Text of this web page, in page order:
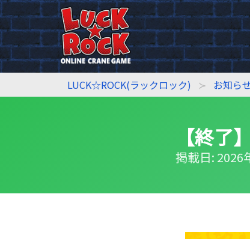
LUCK☆ROCK(ラックロック) お知ら
【終了
掲載日: 2026